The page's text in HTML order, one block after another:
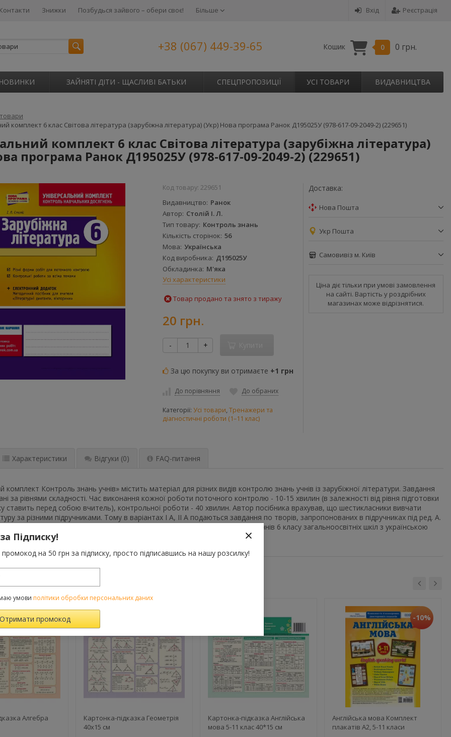
Вхід Реєстрація
Контакти Знижки Позбудься зайвого – обери своє! Більше
+38 (067) 449-39-65 Кошик 0 0 грн.
НОВИНКИ ЗАЙНЯТІ ДІТИ - ЩАСЛИВІ БАТЬКИ СПЕЦПРОПОЗИЦІЇ УСІ ТОВАРИ ВИДАВНИЦТВА
товари
комплект 6 клас Світова література (зарубіжна література) (Укр) Нова програма Ранок Д195025У (978-617-09-2049-2) (229651)
комплект 6 клас Світова література (зарубіжна література)
програма Ранок Д195025У (978-617-09-2049-2) (229651)
Код товару: 229651
Видавництво Ранок
Автор Столій І. Л.
Тип товару Контроль знань
Кількість сторінок 56
Мова Українська
Код виробника Д195025У
Обкладинка М'яка
Усі характеристики
Товар продано та знято з тиражу
20 грн.
- +
За цю покупку ви отримаєте +1 грн
До порівняння До обраних
Категорії: Усі товари, Тренажери та
діагностичні роботи (1–11 клас)
Доставка:
Нова Пошта
Укр Пошта
Самовивіз м. Київ
Ціна діє тільки при умові замовлення
на сайті. Вартість у роздрібних
магазинах може відрізнятися.
Характеристики Відгуки (0) FAQ-питання
комплект Контроль знань учнів» містить матеріал для різних видів контролю знань учнів із зарубіжної літератури. Завдання
за рівнями складності. Час виконання кожної роботи поточного контролю - 10-15 хвилин (в залежності від рівня підготовки
ставить перед собою вчитель), контрольної роботи - 40 хвилин. Автор посібника врахував, що шестикласники вивчати
за різними підручниками. Тому в варіантах І А, II А подаються завдання по творів, запропонованих в підручниках під ред. А.
в варіантах І Б, II Б - в підручнику Е. В. Волощук. Видання призначене для учнів 6 класу загальноосвітніх шкіл з українською
ТАКОЖ КУПУЮТЬ
Алгебра
Картонка-підказка Геометрія
40х15 см
Картонка-підказка Англійська
мова 5-11 клас 40*15 см
-10%
Англійська мова Комплект
плакатів А2, 5-11 класи
Підписку!
на 50 грн за підписку, просто підписавшись на нашу розсилку!
умови політики обробки персональних даних